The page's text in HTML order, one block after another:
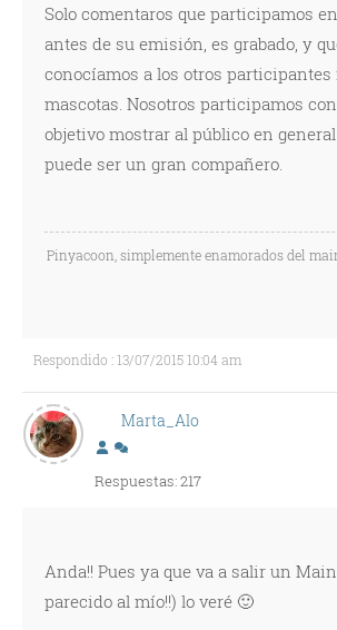
Solo comentaros que participamos
antes de su emisión, es grabado, y
conocíamos a los otros participantes
mascotas. Nosotros participamos
objetivo mostrar al público en
puede ser un gran compañero.
Pinyacoon, simplemente enamorados del
Respondido : 13/07/2015 10:04 am
Marta_Alo
Respuestas: 217
Anda!! Pues ya que va a salir un
parecido al mío!!) lo veré 🙂